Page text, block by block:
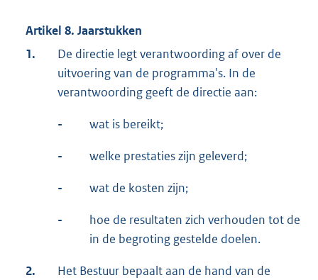
Artikel 8. Jaarstukken
1.
De directie legt verantwoording af over de
uitvoering van de programma's. In de
verantwoording geeft de directie aan:
- wat is bereikt;
- welke prestaties zijn geleverd;
- wat de kosten zijn;
-
hoe de resultaten zich verhouden tot de
in de begroting gestelde doelen.
2.
Het Bestuur bepaalt aan de hand van de